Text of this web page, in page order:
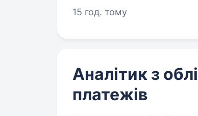
15 год. тому
Аналітик з
платежів